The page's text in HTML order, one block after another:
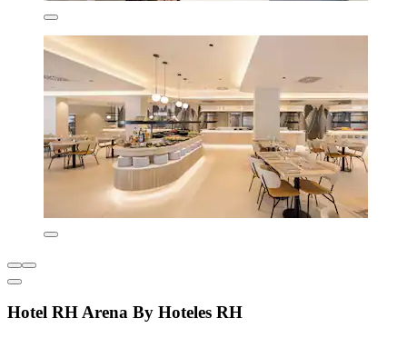
Hotel RH Arena By Hoteles RH